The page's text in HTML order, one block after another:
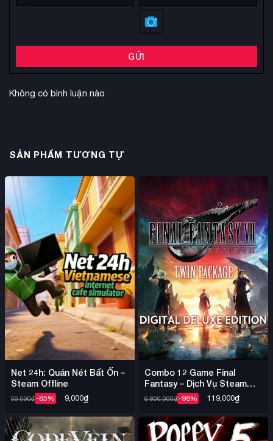
GỬI
Không có bình luận nào
SẢN PHẨM TƯƠNG TỰ
Net 24h: Quán Nét Bất Ổn –
Steam Offline
59,000₫-85% 9,000₫
Combo 12 Game Final
Fantasy – Dịch Vụ Steam
Offline Nhiều Game
6,800,000₫-98% 119,000₫